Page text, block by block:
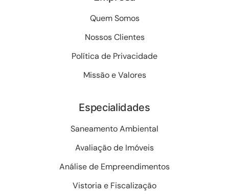
Quem Somos
Nossos Clientes
Política de Privacidade
Missão e Valores
Especialidades
Saneamento Ambiental
Avaliação de Imóveis
Análise de Empreendimentos
Vistoria e Fiscalização